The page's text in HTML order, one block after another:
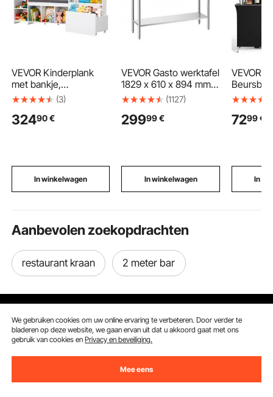
VEVOR Kinderplank
met bankje,
rugleuning,
speelgoedorganizer,
x 40 x 80 cm, wit
(3)
32490€
In winkelwagen
VEVOR Gasto werktafel
1829 x 610 x 894 mm,
roestvrijstalen tafel
hoogte verstelbare
kg), onderste schap
(218 kg),
voorbereidingstafel
(1127)
29999 €
In winkelwagen
VEVOR
Bar voor
Feesten
7299€
In
Aanbevolen zoekopdrachten
restaurant kraan 2 meter bar
Ontvang 5 € korting als je je inschrijft voor e-mails
met besparingen en tips.
We gebruiken cookies om uw online ervaring te verbeteren. Door verder te
bladeren op deze website, we gaan ervan uit dat u akkoord gaat met ons
gebruik van cookies enPrivacy en beveiliging.
Mee eens